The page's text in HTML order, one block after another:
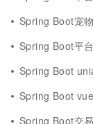
Spring Boot宠
Spring Boot平
Spring Boot
Spring Boot
Spring Boot交